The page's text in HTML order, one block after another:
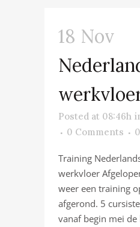
18 Nov
Posted at 08:46h
0 Comments
0
Training
werkvloer
weer een training
afgerond. 5
vanaf begin mei de